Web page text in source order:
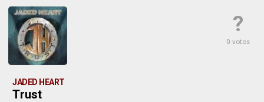
?
0 votos
JADED HEART
Trust